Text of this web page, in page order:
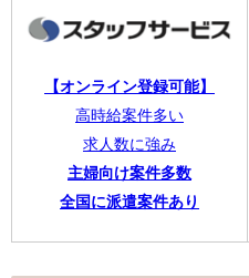
【オンライン登録可能】
高時給案件多い
求人数に強み
主婦向け案件多数
全国に派遣案件あり